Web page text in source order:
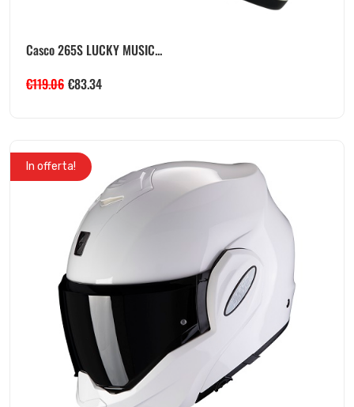
Casco 265S LUCKY MUSIC...
€119.06 €83.34
In offerta!